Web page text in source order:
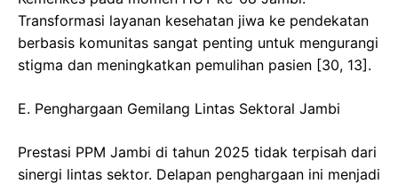
Transformasi layanan kesehatan jiwa ke pendekatan
berbasis komunitas sangat penting untuk mengurangi
stigma dan meningkatkan pemulihan pasien [30, 13].
​E. Penghargaan Gemilang Lintas Sektoral Jambi
Prestasi PPM Jambi di tahun 2025 tidak terpisah dari
sinergi lintas sektor. Delapan penghargaan ini menjadi